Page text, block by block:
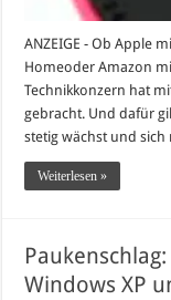
ANZEIGE - Ob Apple
Homeoder Amazon
Technikkonzern hat
gebracht. Und dafür
stetig wächst und
Weiterlesen »
Windows XP